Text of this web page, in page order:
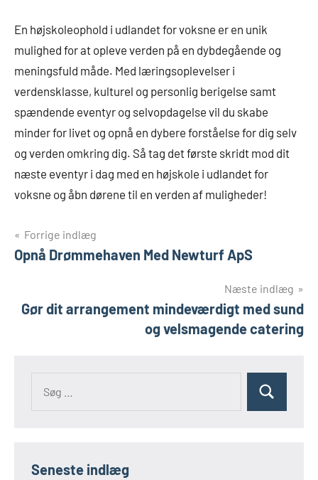
En højskoleophold i udlandet for voksne er en unik
mulighed for at opleve verden på en dybdegående og
meningsfuld måde. Med læringsoplevelser i
verdensklasse, kulturel og personlig berigelse samt
spændende eventyr og selvopdagelse vil du skabe
minder for livet og opnå en dybere forståelse for dig selv
og verden omkring dig. Så tag det første skridt mod dit
næste eventyr i dag med en højskole i udlandet for
voksne og åbn dørene til en verden af muligheder!
Indlægsnavigation
Forrige indlæg
Opnå Drømmehaven Med Newturf ApS
Næste indlæg
Gør dit arrangement mindeværdigt med sund
og velsmagende catering
efter:
Søg
Seneste indlæg